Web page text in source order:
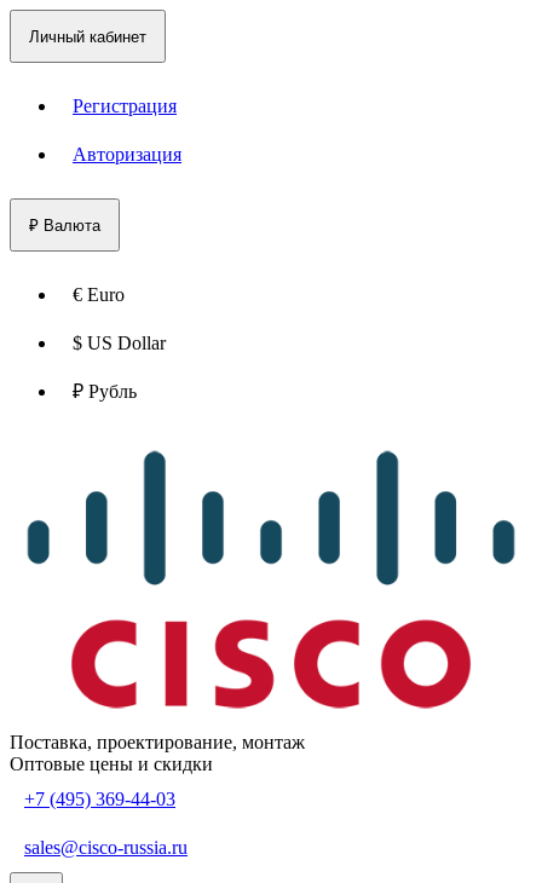
Личный кабинет
Регистрация
Авторизация
₽ Валюта
€ Euro
$ US Dollar
₽ Рубль
Поставка, проектирование, монтаж
Оптовые цены и скидки
+7 (495) 369-44-03
sales@cisco-russia.ru